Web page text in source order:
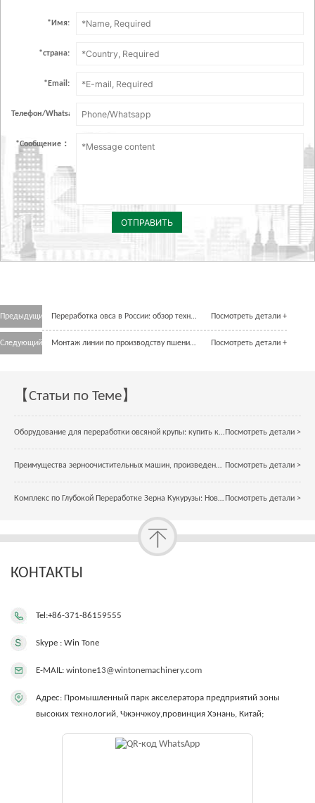
* Имя:
*страна:
* Email:
Телефон/Whatsapp：
*Сообщение：
ОТПРАВИТЬ
Посмотреть детали +
Предыдущий Переработка овса в России: обзор технологий и оборудования от компании China Win Tone Machinery
Посмотреть детали +
Следующий Монтаж линии по производству пшеничной муки в Узбекистане
【Статьи по Теме】
Посмотреть детали >
Оборудование для переработки овсяной крупы: купить качественное оборудование по выгодной цене
Посмотреть детали >
Преимущества зерноочистительных машин, произведенных в Китае
Посмотреть детали >
Комплекс по Глубокой Переработке Зерна Кукурузы: Новая Эра Технологий
КОНТАКТЫ
Tel:+86-371-86159555
Skype : Win Tone
E-MAIL: wintone13@wintonemachinery.com
Адрес: Промышленный парк акселератора предприятий зоны
высоких технологий, Чжэнчжоу,провинция Хэнань, Китай;